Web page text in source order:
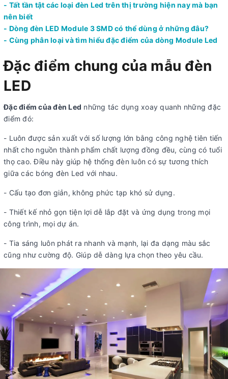
- Tất tần tật các loại đèn Led trên thị trường hiện nay mà bạn
nên biết
- Dòng đèn LED Module 3 SMD có thể dùng ở những đâu?
- Cùng phân loại và tìm hiểu đặc điểm của dòng Module Led
Đặc điểm chung của mẫu đèn
LED
Đặc điểm của đèn Led những tác dụng xoay quanh những đặc
điểm đó:
- Luôn được sản xuất với số lượng lớn bằng công nghệ tiên tiến
nhất cho nguồn thành phẩm chất lượng đồng đều, cùng có tuổi
thọ cao. Điều này giúp hệ thống đèn luôn có sự tương thích
giữa các bóng đèn Led với nhau.
- Cấu tạo đơn giản, không phức tạp khó sử dụng.
- Thiết kế nhỏ gọn tiện lợi dễ lắp đặt và ứng dụng trong mọi
công trình, mọi dự án.
- Tia sáng luôn phát ra nhanh và mạnh, lại đa dạng màu sắc
cũng như cường độ. Giúp dễ dàng lựa chọn theo yêu cầu.